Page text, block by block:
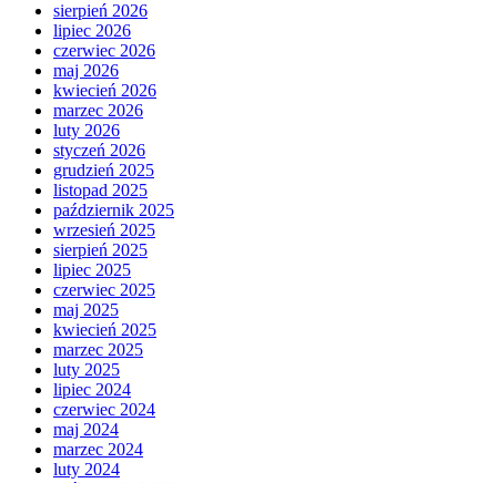
sierpień 2026
lipiec 2026
czerwiec 2026
maj 2026
kwiecień 2026
marzec 2026
luty 2026
styczeń 2026
grudzień 2025
listopad 2025
październik 2025
wrzesień 2025
sierpień 2025
lipiec 2025
czerwiec 2025
maj 2025
kwiecień 2025
marzec 2025
luty 2025
lipiec 2024
czerwiec 2024
maj 2024
marzec 2024
luty 2024